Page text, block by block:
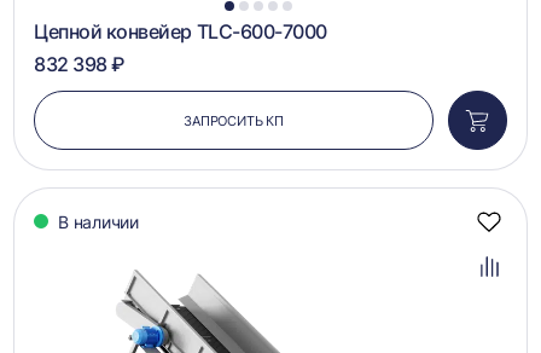
1 2 3 4 5
Цепной конвейер TLC-600-7000
832 398 ₽
ЗАПРОСИТЬ КП
в
В наличии